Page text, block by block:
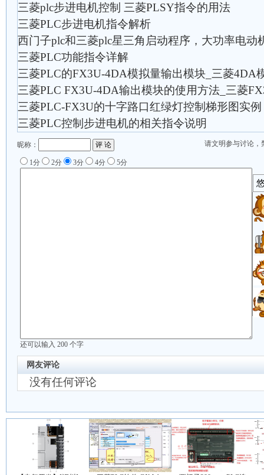
三菱plc步进电机控制 三菱PLSY指令的用法
三菱PLC步进电机指令解析
西门子plc和三菱plc星三角启动程序，大功率电动
三菱PLC功能指令详解
三菱PLC的FX3U-4DA模拟量输出模块_三菱4DA
三菱PLC FX3U-4DA输出模块的使用方法_三菱
三菱PLC-FX3U的十字路口红绿灯控制梯形图实
三菱PLC控制步进电机的相关指令说明
请文明参与讨论，
昵称：
1分 2分 3分 4分 5分
还可以输入 200 个字
网友评论
没有任何评论